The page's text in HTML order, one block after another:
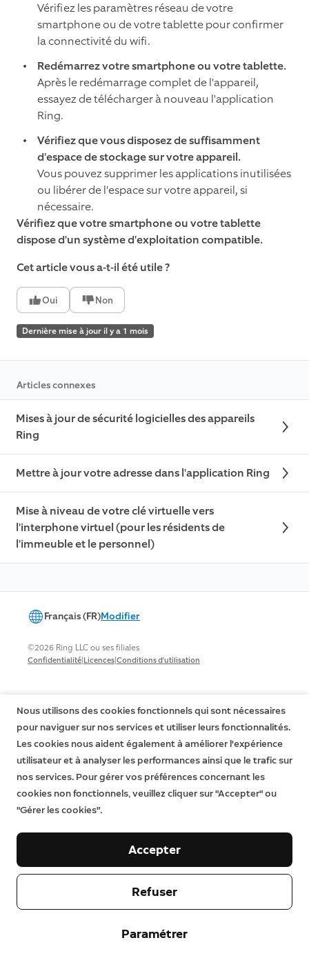
Vérifiez les paramètres réseau de votre
smartphone ou de votre tablette pour confirmer
la connectivité du wifi.
Redémarrez votre smartphone ou votre tablette.
Après le redémarrage complet de l'appareil,
essayez de télécharger à nouveau l'application
Ring.
Vérifiez que vous disposez de suffisamment
d'espace de stockage sur votre appareil.
Vous pouvez supprimer les applications inutilisées
ou libérer de l'espace sur votre appareil, si
nécessaire.
Vérifiez que votre smartphone ou votre tablette
dispose d'un système d'exploitation compatible.
Cet article vous a-t-il été utile ?
Oui Non
Dernière mise à jour il y a 1 mois
Articles connexes
Mises à jour de sécurité logicielles des appareils
Ring
Mettre à jour votre adresse dans l'application Ring
Mise à niveau de votre clé virtuelle vers
l'interphone virtuel (pour les résidents de
l'immeuble et le personnel)
Français (FR)Modifier
©2026 Ring LLC ou ses filiales
Confidentialité|Licences|Conditions d'utilisation
Nous utilisons des cookies fonctionnels qui sont nécessaires
pour naviguer sur nos services et utiliser leurs fonctionnalités.
Les cookies nous aident également à améliorer l'expérience
utilisateur et à analyser les performances ainsi que le trafic sur
nos services. Pour gérer vos préférences concernant les
cookies non fonctionnels, veuillez cliquer sur "Accepter" ou
"Gérer les cookies".
Paramétrer
Refuser
Accepter